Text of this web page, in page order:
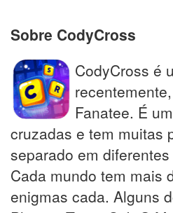
Sobre CodyCross
CodyCross é
Fanatee. É
cruzadas e tem muitas
separado em
Cada mundo tem mais
enigmas cada. Alguns